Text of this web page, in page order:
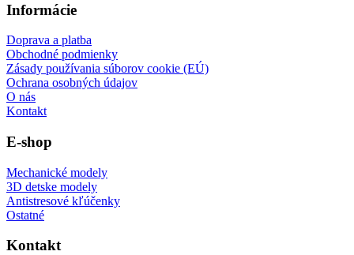
Informácie
Doprava a platba
Obchodné podmienky
Zásady používania súborov cookie (EÚ)
Ochrana osobných údajov
O nás
Kontakt
E-shop
Mechanické modely
3D detske modely
Antistresové kľúčenky
Ostatné
Kontakt